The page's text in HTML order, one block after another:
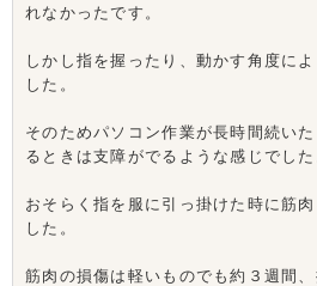
れなかったです。
しかし指を握ったり、動かす角度に
した。
そのためパソコン作業が長時間続い
るときは支障がでるような感じでした
おそらく指を服に引っ掛けた時に筋
した。
筋肉の損傷は軽いものでも約３週間